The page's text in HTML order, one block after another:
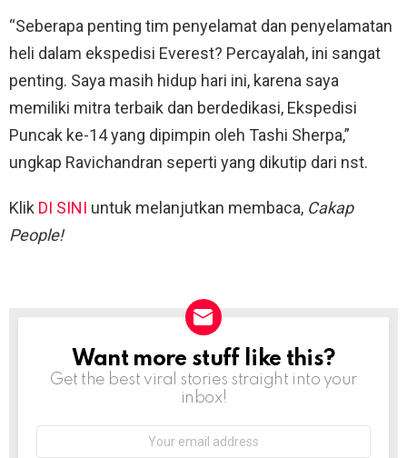
“Seberapa penting tim penyelamat dan penyelamatan
heli dalam ekspedisi Everest? Percayalah, ini sangat
penting. Saya masih hidup hari ini, karena saya
memiliki mitra terbaik dan berdedikasi, Ekspedisi
Puncak ke-14 yang dipimpin oleh Tashi Sherpa,”
ungkap Ravichandran seperti yang dikutip dari nst.
Klik DI SINI untuk melanjutkan membaca, Cakap
People!
NEWSLETTER
Want more stuff like this?
Get the best viral stories straight into your
inbox!